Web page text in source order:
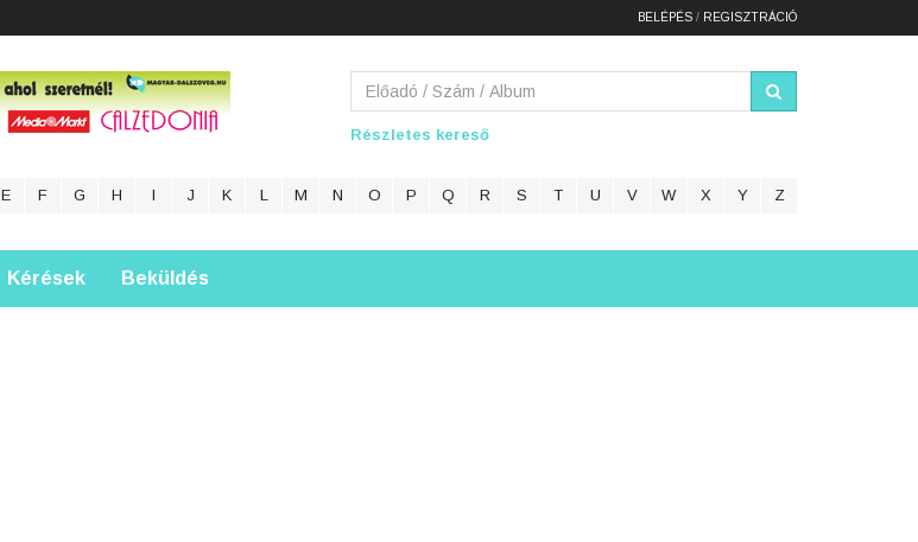
BELÉPÉS / REGISZTRÁCIÓ
Részletes kereső
E F G H I J K L M N O P Q R S T U V W X Y Z
Kérések Beküldés